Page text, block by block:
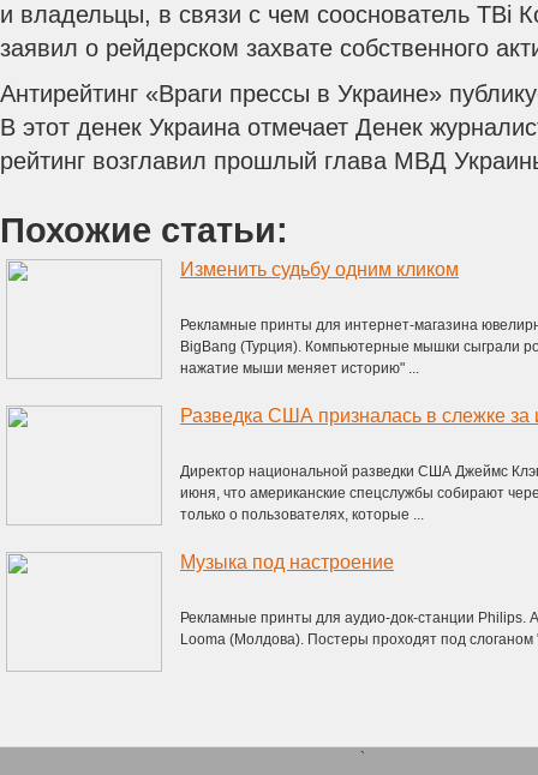
и владельцы, в связи с чем сооснователь TBi
заявил о рейдерском захвате собственного
Антирейтинг «Враги прессы в Украине»
В этот денек Украина отмечает Денек
рейтинг возглавил прошлый глава МВД
Похожие статьи:
Изменить судьбу одним кликом
Рекламные принты для интернет-магазина
BigBang (Турция). Компьютерные мышки сыграли
нажатие мыши меняет историю" ...
Разведка США призналась в слежке за
Директор национальной разведки США Джеймс
июня, что американские спецслужбы собирают
только о пользователях, которые ...
Музыка под настроение
Рекламные принты для аудио-док-станции Philips.
Looma (Молдова). Постеры проходят под
`